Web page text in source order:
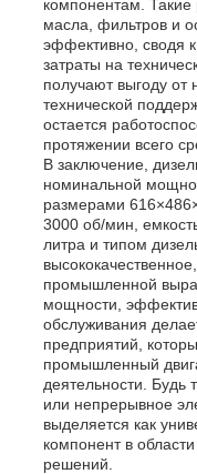
Генератор с
Сохранение
Сварочный
двигатель
насос для
компонентам. Такие
масла, фильтров и
эффективно, сводя
затраты на
получают выгоду от
технической
остается
протяжении всего
В заключение,
номинальной
размерами
3000 об/мин,
литра и типом
промышленной
мощности,
обслуживания
предприятий,
промышленный
деятельности. Будь
или непрерывное
выделяется как
компонент в
решений.